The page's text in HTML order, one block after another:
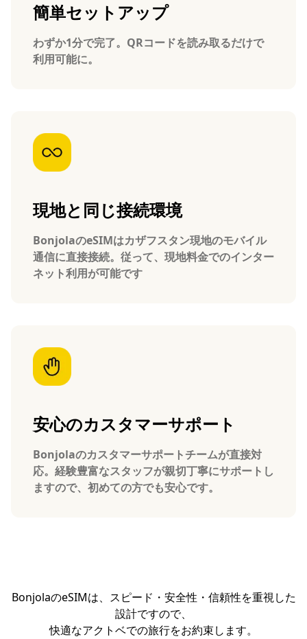
簡単セットアップ
わずか1分で完了。QRコードを読み取るだけで
利用可能に。
現地と同じ接続環境
BonjolaのeSIMはカザフスタン現地のモバイル
通信に直接接続。従って、現地料金でのインター
ネット利用が可能です
安心のカスタマーサポート
Bonjolaのカスタマーサポートチームが直接対
応。経験豊富なスタッフが親切丁寧にサポートし
ますので、初めての方でも安心です。
BonjolaのeSIMは、スピード・安全性・信頼性を重視した
設計ですので、
快適なアクトベでの旅行をお約束します。